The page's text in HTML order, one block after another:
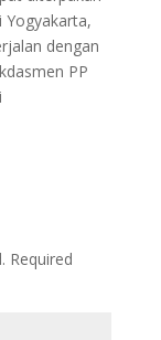
dengan
PP
Required